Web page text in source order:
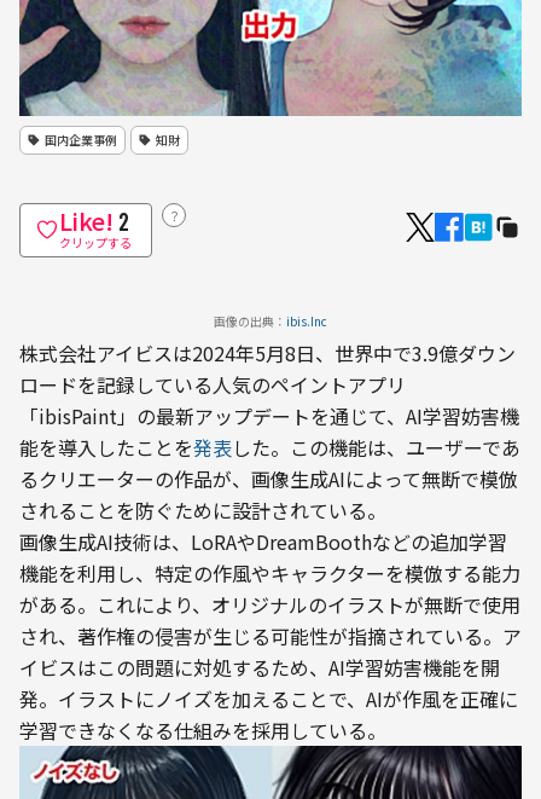
国内企業事例 知財
Like! 2
クリップする
？
画像の出典： ibis.Inc
株式会社アイビスは2024年5月8日、世界中で3.9億ダウン
ロードを記録している人気のペイントアプリ
「ibisPaint」の最新アップデートを通じて、AI学習妨害機
能を導入したことを発表した。この機能は、ユーザーであ
るクリエーターの作品が、画像生成AIによって無断で模倣
されることを防ぐために設計されている。
画像生成AI技術は、LoRAやDreamBoothなどの追加学習
機能を利用し、特定の作風やキャラクターを模倣する能力
がある。これにより、オリジナルのイラストが無断で使用
され、著作権の侵害が生じる可能性が指摘されている。ア
イビスはこの問題に対処するため、AI学習妨害機能を開
発。イラストにノイズを加えることで、AIが作風を正確に
学習できなくなる仕組みを採用している。